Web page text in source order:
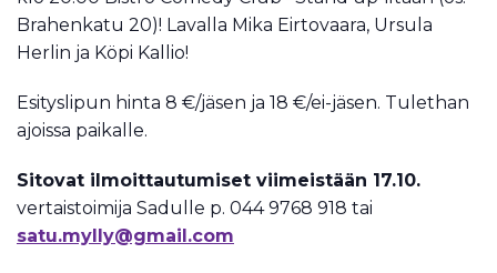
Brahenkatu 20)! Lavalla Mika Eirtovaara, Ursula
Herlin ja Köpi Kallio!
Esityslipun hinta 8 €/jäsen ja 18 €/ei-jäsen. Tulethan
ajoissa paikalle.
Sitovat ilmoittautumiset viimeistään 17.10.
vertaistoimija Sadulle p. 044 9768 918 tai
satu.mylly@gmail.com